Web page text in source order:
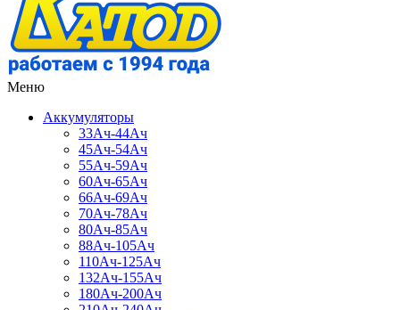
Меню
Аккумуляторы
33Ач-44Ач
45Ач-54Ач
55Ач-59Ач
60Ач-65Ач
66Ач-69Ач
70Ач-78Ач
80Ач-85Ач
88Ач-105Ач
110Ач-125Ач
132Ач-155Ач
180Ач-200Ач